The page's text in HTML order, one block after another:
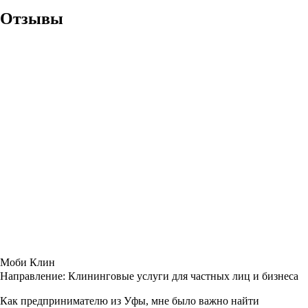
Отзывы
Моби Клин
Направление: Клининговые услуги для частных лиц и бизнеса
Как предпринимателю из Уфы, мне было важно найти